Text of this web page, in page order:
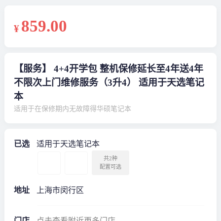
¥ 859.00
【服务】 4+4开学包 整机保修延长至4年送4年
不限次上门维修服务（3升4） 适用于天选笔记
本
适用于在保修期内无故障得华硕笔记本
已选 适用于天选笔记本
共2种
配置可选
地址 上海市闵行区